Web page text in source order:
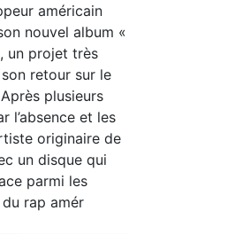
américain
nouvel album «
un projet très
retour sur le
plusieurs
l’absence et les
originaire de
un disque qui
parmi les
rap amér